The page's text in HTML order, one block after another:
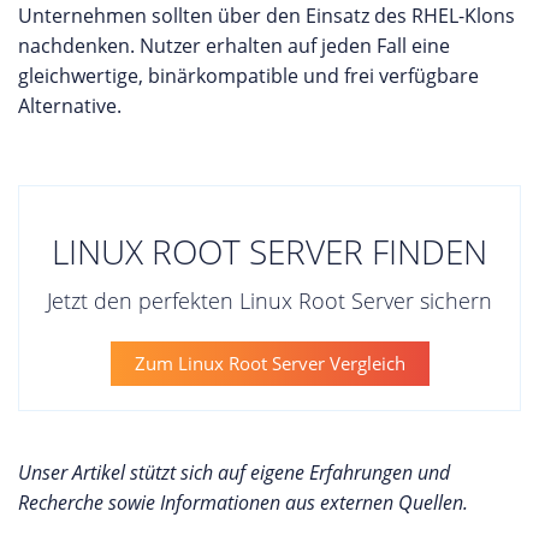
Unternehmen sollten über den Einsatz des RHEL-Klons
nachdenken. Nutzer erhalten auf jeden Fall eine
gleichwertige, binärkompatible und frei verfügbare
Alternative.
LINUX ROOT SERVER FINDEN
Jetzt den perfekten Linux Root Server sichern
Zum Linux Root Server Vergleich
Unser Artikel stützt sich auf eigene Erfahrungen und
Recherche sowie Informationen aus externen Quellen.